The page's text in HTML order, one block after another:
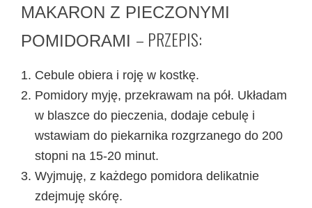
MAKARON Z PIECZONYMI
POMIDORAMI – PRZEPIS:
Cebule obiera i roję w kostkę.
Pomidory myję, przekrawam na pół. Układam
w blaszce do pieczenia, dodaje cebulę i
wstawiam do piekarnika rozgrzanego do 200
stopni na 15-20 minut.
Wyjmuję, z każdego pomidora delikatnie
zdejmuję skórę.